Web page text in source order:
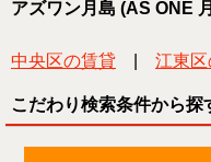
アズワン月島 (AS
中央区の賃貸 江東
こだわり検索条件から探